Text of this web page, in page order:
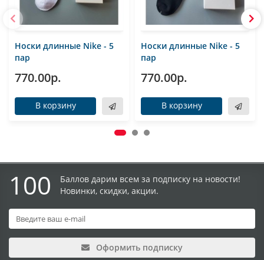
Носки длинные Nike - 5
пар
770.00р.
В корзину
Носки длинные Nike - 5
пар
770.00р.
В корзину
100
Баллов дарим всем за подписку на новости!
Новинки, скидки, акции.
Оформить подписку